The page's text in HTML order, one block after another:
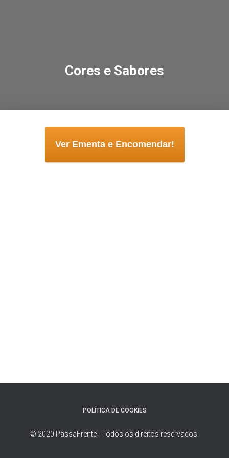
Cores e Sabores
Ver Ementa e Encomendar!
POLÍTICA DE COOKIES
© 2020 PassaFrente - Todos os direitos reservados.